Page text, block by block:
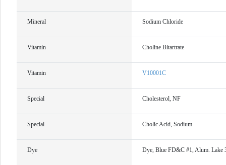
Mineral Sodium Chloride
Vitamin Choline Bitartrate
Vitamin V10001C
Special Cholesterol, NF
Special Cholic Acid, Sodium
Dye Dye, Blue FD&C #1, Alum. Lake